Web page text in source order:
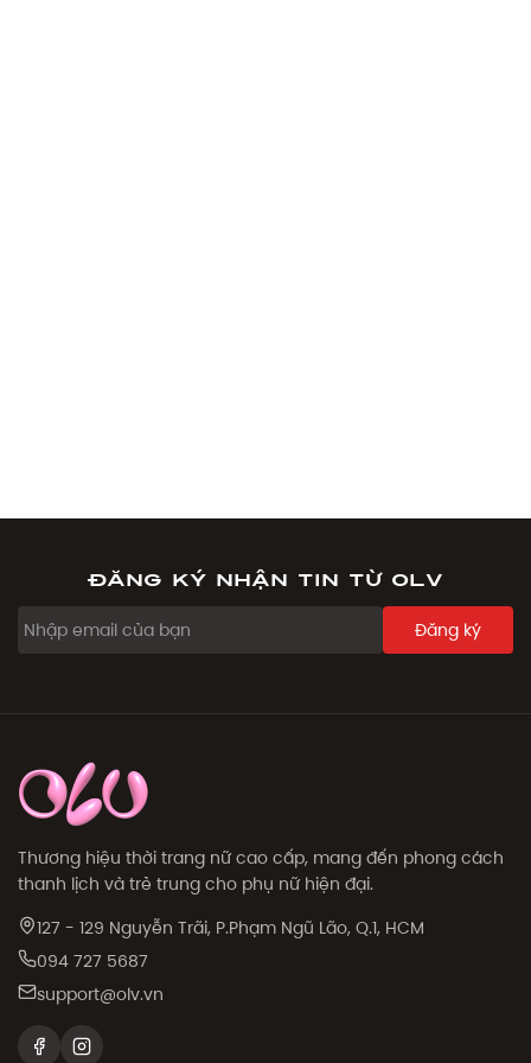
Đăng ký nhận tin từ OLV
Đăng ký
Thương hiệu thời trang nữ cao cấp, mang đến phong cách
thanh lịch và trẻ trung cho phụ nữ hiện đại.
127 - 129 Nguyễn Trãi, P.Phạm Ngũ Lão, Q.1, HCM
094 727 5687
support@olv.vn